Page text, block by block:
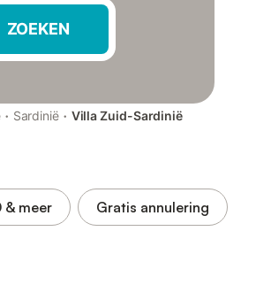
ZOEKEN
· Sardinië · Villa Zuid-Sardinië
& meer Gratis annulering